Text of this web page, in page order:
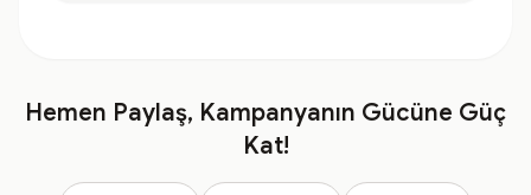
Hemen Paylaş, Kampanyanın Gücüne Güç
Kat!